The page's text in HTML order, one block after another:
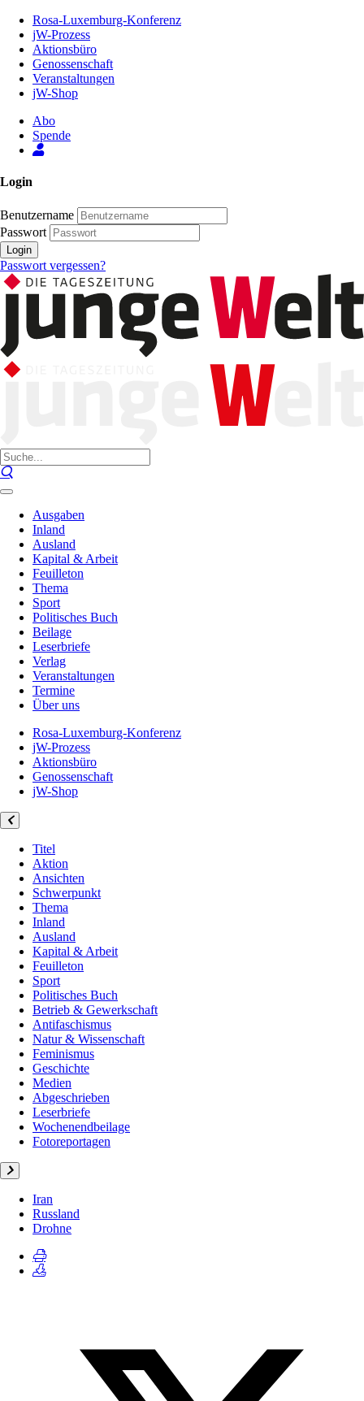
Inhalt
Seite
Rosa-Luxemburg-Konferenz
jW-Prozess
Aktionsbüro
Genossenschaft
Veranstaltungen
jW-Shop
Abo
Spende
Login
Benutzername
Passwort
Login
Passwort vergessen?
Ausgaben
Inland
Ausland
Kapital & Arbeit
Feuilleton
Thema
Sport
Politisches Buch
Beilage
Leserbriefe
Verlag
Veranstaltungen
Termine
Über uns
Rosa-Luxemburg-Konferenz
jW-Prozess
Aktionsbüro
Genossenschaft
jW-Shop
Titel
Aktion
Ansichten
Schwerpunkt
Thema
Inland
Ausland
Kapital & Arbeit
Feuilleton
Sport
Politisches Buch
Betrieb & Gewerkschaft
Antifaschismus
Natur & Wissenschaft
Feminismus
Geschichte
Medien
Abgeschrieben
Leserbriefe
Wochenendbeilage
Fotoreportagen
Iran
Russland
Drohne